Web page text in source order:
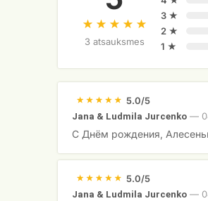
3 atsauksmes
3 ★
2 ★
1 ★
5.0/5
Jana & Ludmila Jurcenko —
С Днём рождения,
5.0/5
Jana & Ludmila Jurcenko —